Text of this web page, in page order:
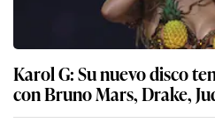
Karol G: Su nuevo disco
con Bruno Mars, Drake,